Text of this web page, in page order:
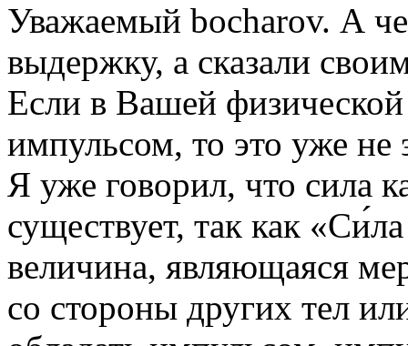
Уважаемый bocharov. А
выдержку, а сказали
Если в Вашей
импульсом, то это уже не
Я уже говорил, что сила
существует, так как
величина, являющаяся
со стороны других тел